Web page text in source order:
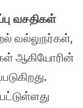
வசதிகள்
வல்லுநர்கள்,
ஆகியோரின்